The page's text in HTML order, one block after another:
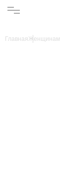
ГлавнаяЖенщинам